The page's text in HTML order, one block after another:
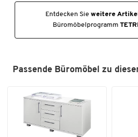
Entdecken Sie weitere
Büromöbelprogramm
Passende Büromöbel zu